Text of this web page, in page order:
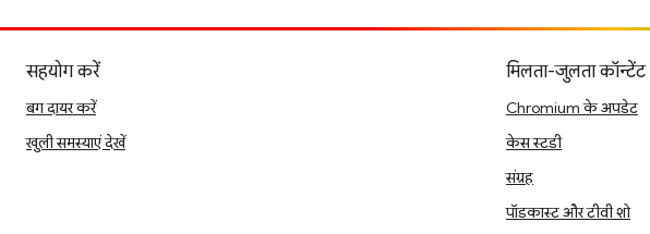
सहयोग करें
बग दायर करें
खुली समस्याएं देखें
मिलता-जुलता कॉन्टेंट
Chromium के अपडेट
केस स्टडी
संग्रह
पॉडकास्ट और टीवी शो